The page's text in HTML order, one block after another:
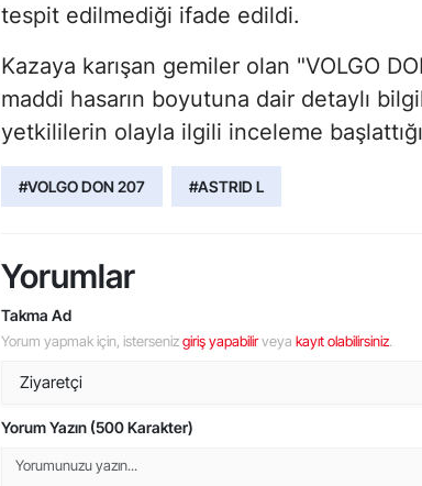
tespit edilmediği ifade edildi.
Kazaya karışan gemiler olan "VOLGO
maddi hasarın boyutuna dair detaylı
yetkililerin olayla ilgili inceleme
#VOLGO DON 207 #ASTRID L
Yorumlar
Takma Ad
Yorum yapmak için, istersenizgiriş yapabilirveya kayıt olabilirsiniz.
Yorum Yazın (500 Karakter)